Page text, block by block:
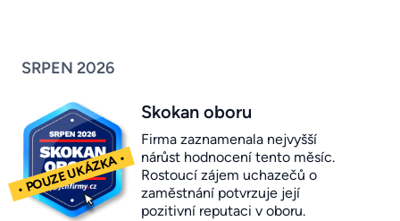
SRPEN 2026
Skokan oboru
Firma zaznamenala nejvyšší
nárůst hodnocení tento měsíc.
Rostoucí zájem uchazečů o
zaměstnání potvrzuje její
pozitivní reputaci v oboru.